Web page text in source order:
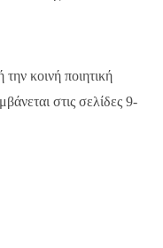
κοινή ποιητική
στις σελίδες 9-